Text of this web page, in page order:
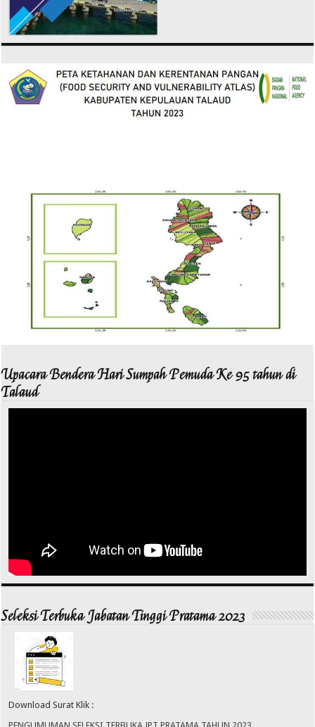
Upacara Bendera Hari Sumpah Pemuda Ke 95 tahun di
Talaud
Seleksi Terbuka Jabatan Tinggi Pratama 2023
Download Surat Klik :